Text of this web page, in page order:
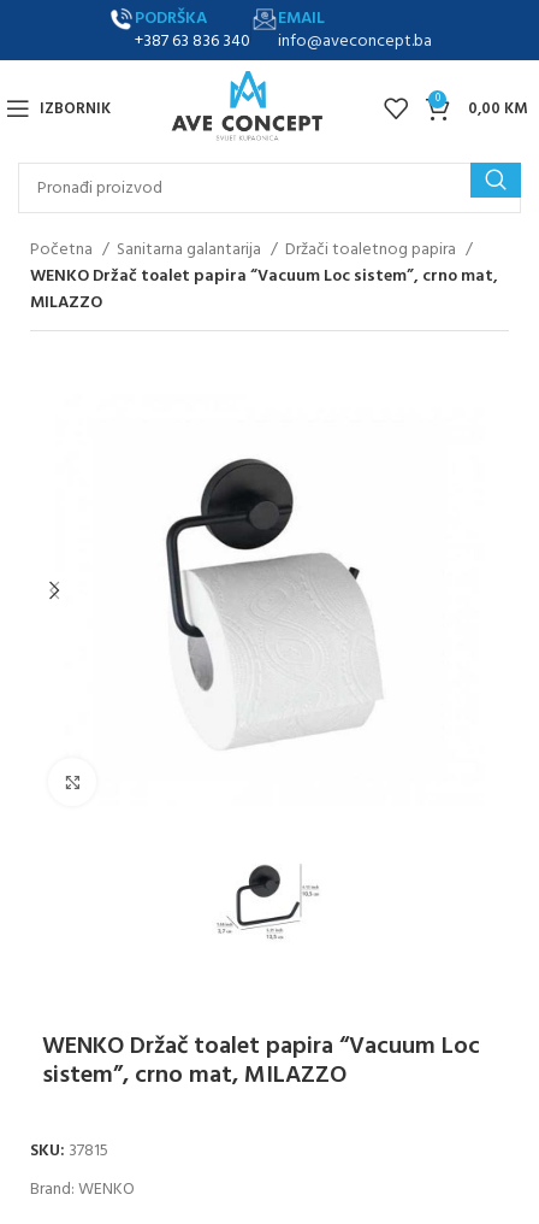
PODRŠKA
+387 63 836 340
EMAIL
info@aveconcept.ba
IZBORNIK 0 0,00 KM
Početna Sanitarna galantarija
Držači toaletnog papira
WENKO Držač toalet papira “Vacuum Loc sistem”, crno mat,
MILAZZO
WENKO Držač toalet papira “Vacuum Loc
sistem”, crno mat, MILAZZO
SKU: 37815
Brand:WENKO